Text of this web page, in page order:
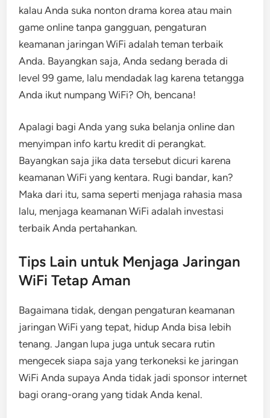
kalau Anda suka nonton drama korea atau main
game online tanpa gangguan, pengaturan
keamanan jaringan WiFi adalah teman terbaik
Anda. Bayangkan saja, Anda sedang berada di
level 99 game, lalu mendadak lag karena tetangga
Anda ikut numpang WiFi? Oh, bencana!
Apalagi bagi Anda yang suka belanja online dan
menyimpan info kartu kredit di perangkat.
Bayangkan saja jika data tersebut dicuri karena
keamanan WiFi yang kentara. Rugi bandar, kan?
Maka dari itu, sama seperti menjaga rahasia masa
lalu, menjaga keamanan WiFi adalah investasi
terbaik Anda pertahankan.
Tips Lain untuk Menjaga Jaringan
WiFi Tetap Aman
Bagaimana tidak, dengan pengaturan keamanan
jaringan WiFi yang tepat, hidup Anda bisa lebih
tenang. Jangan lupa juga untuk secara rutin
mengecek siapa saja yang terkoneksi ke jaringan
WiFi Anda supaya Anda tidak jadi sponsor internet
bagi orang-orang yang tidak Anda kenal.